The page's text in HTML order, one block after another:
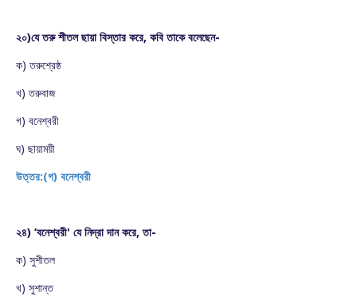
২০)যে তরু শীতল ছায়া বিস্তার করে, কবি তাকে বলেছেন-
ক) তরুশ্রেষ্ঠ
খ) তরুবাজ
গ) বনেশ্বরী
ঘ) ছায়াময়ী
উত্তর:(গ) বনেশ্বরী
২৪) ‘বনেশ্বরী' যে নিদ্রা দান করে, তা-
ক) সুশীতল
খ) সুশান্ত